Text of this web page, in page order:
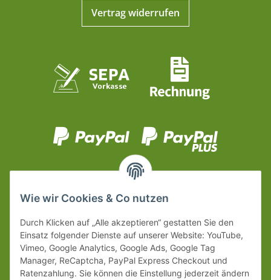
Vertrag widerrufen
Wie wir Cookies & Co nutzen
Durch Klicken auf „Alle akzeptieren“ gestatten Sie den
Einsatz folgender Dienste auf unserer Website: YouTube,
Vimeo, Google Analytics, Google Ads, Google Tag
Manager, ReCaptcha, PayPal Express Checkout und
Ratenzahlung. Sie können die Einstellung jederzeit ändern